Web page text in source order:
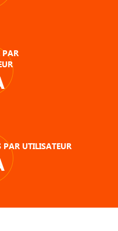
PAR
PAR UTILISATEUR